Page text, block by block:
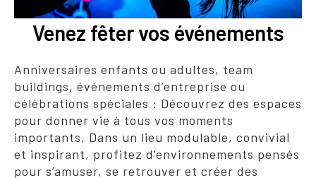
Venez fêter vos événements
Anniversaires enfants ou adultes, team
buildings, événements d’entreprise ou
célébrations spéciales : Découvrez des espaces
pour donner vie à tous vos moments
importants. Dans un lieu modulable, convivial
et inspirant, profitez d’environnements pensés
pour s’amuser, se retrouver et créer des